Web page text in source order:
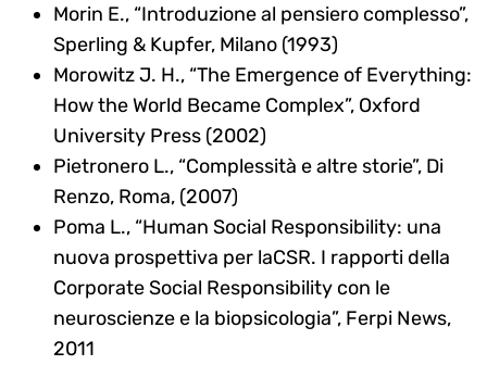
Morin E., “Introduzione al pensiero complesso”,
Sperling & Kupfer, Milano (1993)
Morowitz J. H., “The Emergence of Everything:
How the World Became Complex”, Oxford
University Press (2002)
Pietronero L., “Complessità e altre storie”, Di
Renzo, Roma, (2007)
Poma L., “Human Social Responsibility: una
nuova prospettiva per laCSR. I rapporti della
Corporate Social Responsibility con le
neuroscienze e la biopsicologia”, Ferpi News,
2011